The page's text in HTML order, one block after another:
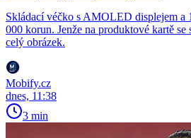
Skládací véčko s AMOLED displejem
000 korun. Jenže na produktové kartě
celý obrázek.
Mobify.cz
dnes, 11:38
3 min